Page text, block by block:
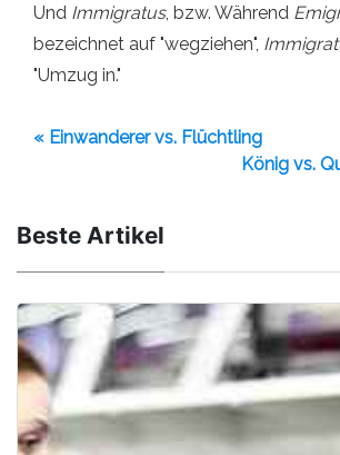
Und Immigratus, bzw. Während
bezeichnet auf "wegziehen",
"Umzug in."
« Einwanderer vs. Flüchtling
König vs.
Beste Artikel